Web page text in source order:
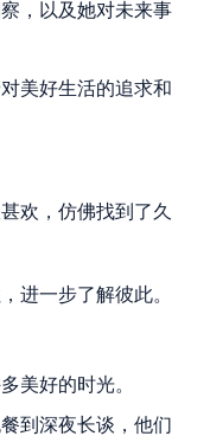
，以及她对未来事
美好生活的追求和
欢，仿佛找到了久
进一步了解彼此。
美好的时光。
到深夜长谈，他们